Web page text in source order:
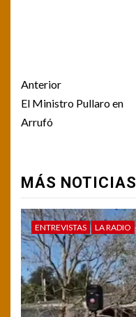
Post
navigation
Anterior
El Ministro Pullaro en
Arrufó
MÁS NOTICIAS
ENTREVISTAS LA RADIO